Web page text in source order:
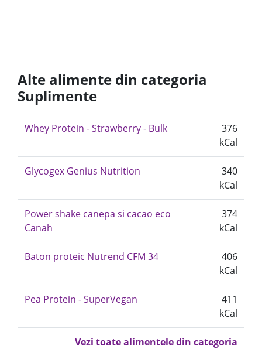
Alte alimente din categoria
Suplimente
Whey Protein - Strawberry - Bulk
376
kCal
Glycogex Genius Nutrition
340
kCal
Power shake canepa si cacao eco
Canah
374
kCal
Baton proteic Nutrend CFM 34
406
kCal
Pea Protein - SuperVegan
411
kCal
Vezi toate alimentele din categoria